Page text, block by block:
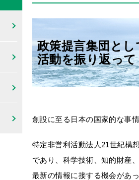
政策提言集団と
活動を振り返って
創設に至る日本の国家的な事情
特定非営利活動法人21世紀構
であり、科学技術、知的財産
最新の情報に接する機会があっ